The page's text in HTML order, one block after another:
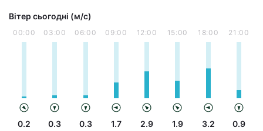
Вітер сьогодні (м/с)
00:00
0.2
03:00
0.3
06:00
0.3
09:00
1.7
12:00
2.9
15:00
1.9
18:00
3.2
21:00
0.9